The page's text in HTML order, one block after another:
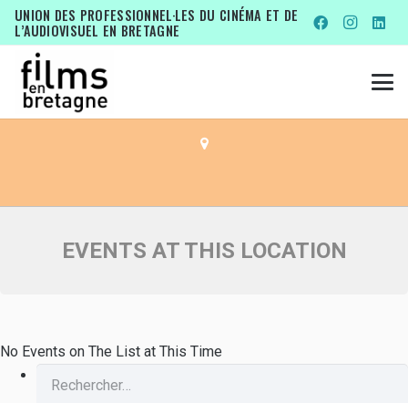
UNION DES PROFESSIONNEL·LES DU CINÉMA ET DE
L’AUDIOVISUEL EN BRETAGNE
EVENTS AT THIS LOCATION
BISTRO PÉPITES !
EVENTS AT THIS LOCATION
No Events on The List at This Time